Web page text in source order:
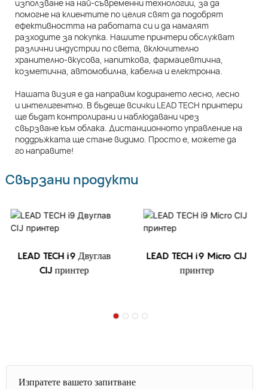
използване на най-съвременни технологии, за да
помогне на клиентите по целия свят да подобрят
ефективността на работата си и да намалят
разходите за покупка. Нашите принтери обслужват
различни индустрии по света, включително
хранително-вкусова, напиткова, фармацевтична,
козметична, автомобилна, кабелна и електронна.
Нашата визия е да направим кодирането лесно, лесно
и интелигентно. В бъдеще всички LEAD TECH принтери
ще бъдат контролирани и наблюдавани чрез
свързване към облака. Дистанционното управление на
поддръжката ще стане видимо. Просто е, можете да
го направите!
Свързани продукти
LEAD TECH i9 Двуглав
CIJ принтер
LEAD TECH i9 Micro CIJ
принтер
Изпратете вашето запитване